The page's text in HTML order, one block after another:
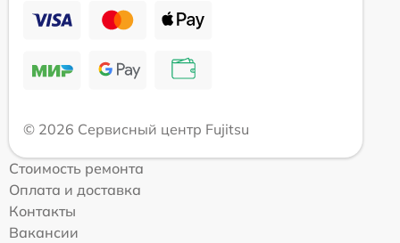
© 2026 Сервисный центр Fujitsu
Стоимость ремонта
Оплата и доставка
Контакты
Вакансии